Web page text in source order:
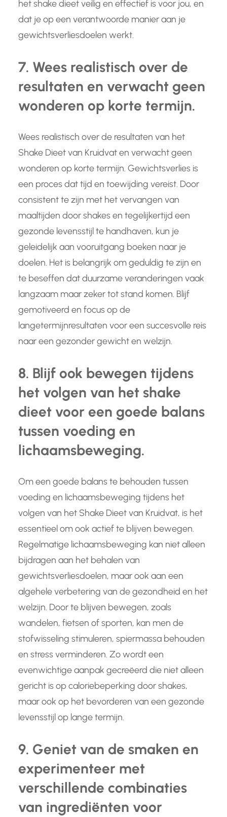
het shake dieet veilig en effectief is voor jou, en
dat je op een verantwoorde manier aan je
gewichtsverliesdoelen werkt.
7. Wees realistisch over de
resultaten en verwacht geen
wonderen op korte termijn.
Wees realistisch over de resultaten van het
Shake Dieet van Kruidvat en verwacht geen
wonderen op korte termijn. Gewichtsverlies is
een proces dat tijd en toewijding vereist. Door
consistent te zijn met het vervangen van
maaltijden door shakes en tegelijkertijd een
gezonde levensstijl te handhaven, kun je
geleidelijk aan vooruitgang boeken naar je
doelen. Het is belangrijk om geduldig te zijn en
te beseffen dat duurzame veranderingen vaak
langzaam maar zeker tot stand komen. Blijf
gemotiveerd en focus op de
langetermijnresultaten voor een succesvolle reis
naar een gezonder gewicht en welzijn.
8. Blijf ook bewegen tijdens
het volgen van het shake
dieet voor een goede balans
tussen voeding en
lichaamsbeweging.
Om een goede balans te behouden tussen
voeding en lichaamsbeweging tijdens het
volgen van het Shake Dieet van Kruidvat, is het
essentieel om ook actief te blijven bewegen.
Regelmatige lichaamsbeweging kan niet alleen
bijdragen aan het behalen van
gewichtsverliesdoelen, maar ook aan een
algehele verbetering van de gezondheid en het
welzijn. Door te blijven bewegen, zoals
wandelen, fietsen of sporten, kan men de
stofwisseling stimuleren, spiermassa behouden
en stress verminderen. Zo wordt een
evenwichtige aanpak gecreëerd die niet alleen
gericht is op caloriebeperking door shakes,
maar ook op het bevorderen van een gezonde
levensstijl op lange termijn.
9. Geniet van de smaken en
experimenteer met
verschillende combinaties
van ingrediënten voor